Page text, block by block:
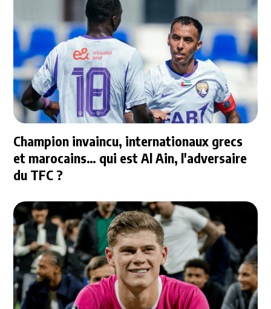
Champion invaincu, internationaux grecs
et marocains… qui est Al Ain, l'adversaire
du TFC ?